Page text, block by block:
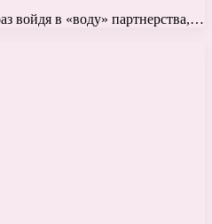
войдя в «воду» партнерства,…